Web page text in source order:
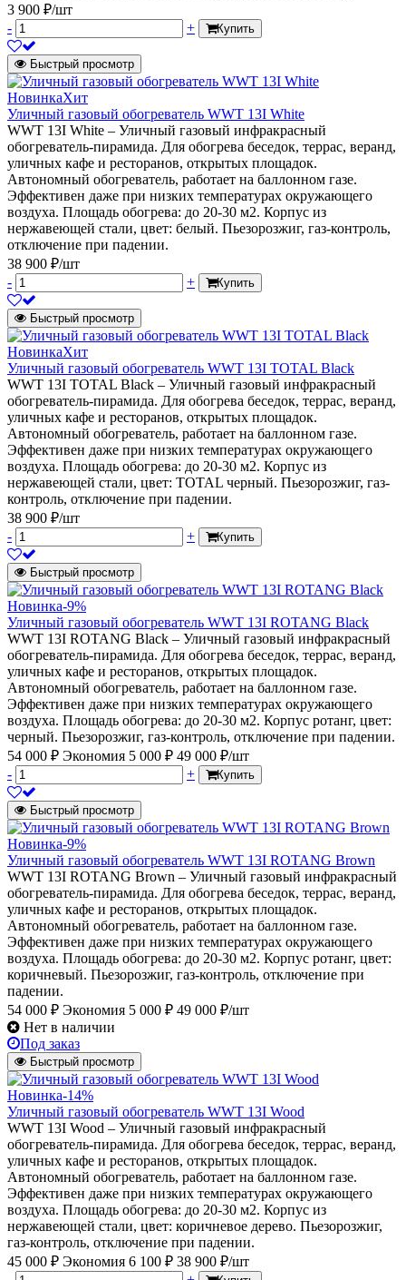
3 900 ₽/шт
-
+ Купить
Быстрый просмотр
НовинкаХит
Уличный газовый обогреватель WWT 13I White
WWT 13I White – Уличный газовый инфракрасный
обогреватель-пирамида. Для обогрева беседок, террас, веранд,
уличных кафе и ресторанов, открытых площадок.
Автономный обогреватель, работает на баллонном газе.
Эффективен даже при низких температурах окружающего
воздуха. Площадь обогрева: до 20-30 м2. Корпус из
нержавеющей стали, цвет: белый. Пьезорозжиг, газ-контроль,
отключение при падении.
38 900 ₽/шт
-
+ Купить
Быстрый просмотр
НовинкаХит
Уличный газовый обогреватель WWT 13I TOTAL Black
WWT 13I TOTAL Black – Уличный газовый инфракрасный
обогреватель-пирамида. Для обогрева беседок, террас, веранд,
уличных кафе и ресторанов, открытых площадок.
Автономный обогреватель, работает на баллонном газе.
Эффективен даже при низких температурах окружающего
воздуха. Площадь обогрева: до 20-30 м2. Корпус из
нержавеющей стали, цвет: TOTAL черный. Пьезорозжиг, газ-
контроль, отключение при падении.
38 900 ₽/шт
-
+ Купить
Быстрый просмотр
Новинка-9%
Уличный газовый обогреватель WWT 13I ROTANG Black
WWT 13I ROTANG Black – Уличный газовый инфракрасный
обогреватель-пирамида. Для обогрева беседок, террас, веранд,
уличных кафе и ресторанов, открытых площадок.
Автономный обогреватель, работает на баллонном газе.
Эффективен даже при низких температурах окружающего
воздуха. Площадь обогрева: до 20-30 м2. Корпус ротанг, цвет:
черный. Пьезорозжиг, газ-контроль, отключение при падении.
54 000 ₽ Экономия 5 000 ₽ 49 000 ₽/шт
-
+ Купить
Быстрый просмотр
Новинка-9%
Уличный газовый обогреватель WWT 13I ROTANG Brown
WWT 13I ROTANG Brown – Уличный газовый инфракрасный
обогреватель-пирамида. Для обогрева беседок, террас, веранд,
уличных кафе и ресторанов, открытых площадок.
Автономный обогреватель, работает на баллонном газе.
Эффективен даже при низких температурах окружающего
воздуха. Площадь обогрева: до 20-30 м2. Корпус ротанг, цвет:
коричневый. Пьезорозжиг, газ-контроль, отключение при
падении.
54 000 ₽ Экономия 5 000 ₽ 49 000 ₽/шт
Нет в наличии
Под заказ
Быстрый просмотр
Новинка-14%
Уличный газовый обогреватель WWT 13I Wood
WWT 13I Wood – Уличный газовый инфракрасный
обогреватель-пирамида. Для обогрева беседок, террас, веранд,
уличных кафе и ресторанов, открытых площадок.
Автономный обогреватель, работает на баллонном газе.
Эффективен даже при низких температурах окружающего
воздуха. Площадь обогрева: до 20-30 м2. Корпус из
нержавеющей стали, цвет: коричневое дерево. Пьезорозжиг,
газ-контроль, отключение при падении.
45 000 ₽ Экономия 6 100 ₽ 38 900 ₽/шт